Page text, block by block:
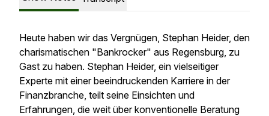
Heute haben wir das Vergnügen, Stephan Heider, den
charismatischen "Bankrocker" aus Regensburg, zu
Gast zu haben. Stephan Heider, ein vielseitiger
Experte mit einer beeindruckenden Karriere in der
Finanzbranche, teilt seine Einsichten und
Erfahrungen, die weit über konventionelle Beratung